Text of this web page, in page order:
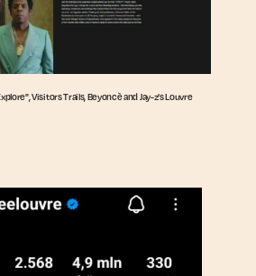
Visitors Trails, Beyoncè and Jay-z's Louvre